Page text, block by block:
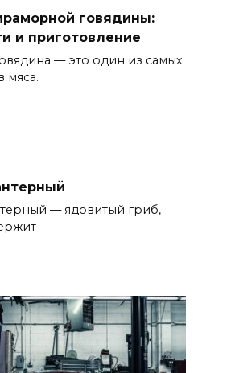
говядины:
и приготовление
— это один из самых
мяса.
— ядовитый гриб,